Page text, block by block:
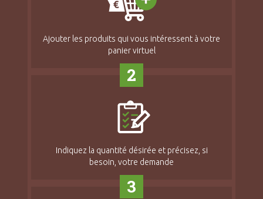
Ajouter les produits qui vous intéressent à votre
panier virtuel
2
Indiquez la quantité désirée et précisez, si
besoin, votre demande
3